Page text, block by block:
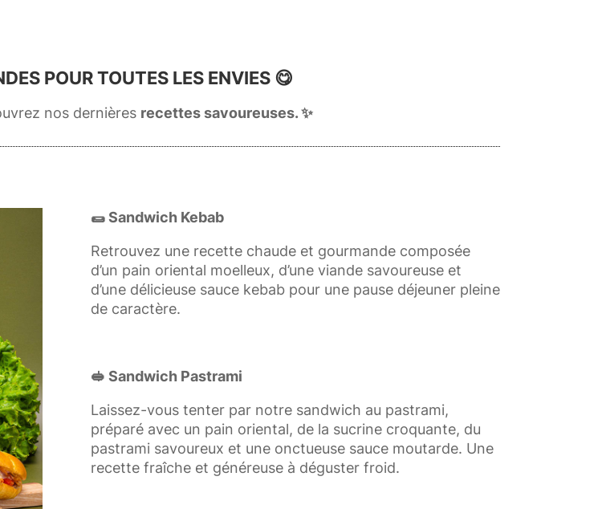
POUR TOUTES LES ENVIES 😋
nos dernières recettes savoureuses. ✨
🌯 Sandwich Kebab
Retrouvez une recette chaude et gourmande composée
d’un pain oriental moelleux, d’une viande savoureuse et
d’une délicieuse sauce kebab pour une pause déjeuner pleine
de caractère.
🥪 Sandwich Pastrami
Laissez-vous tenter par notre sandwich au pastrami,
préparé avec un pain oriental, de la sucrine croquante, du
pastrami savoureux et une onctueuse sauce moutarde. Une
recette fraîche et généreuse à déguster froid.